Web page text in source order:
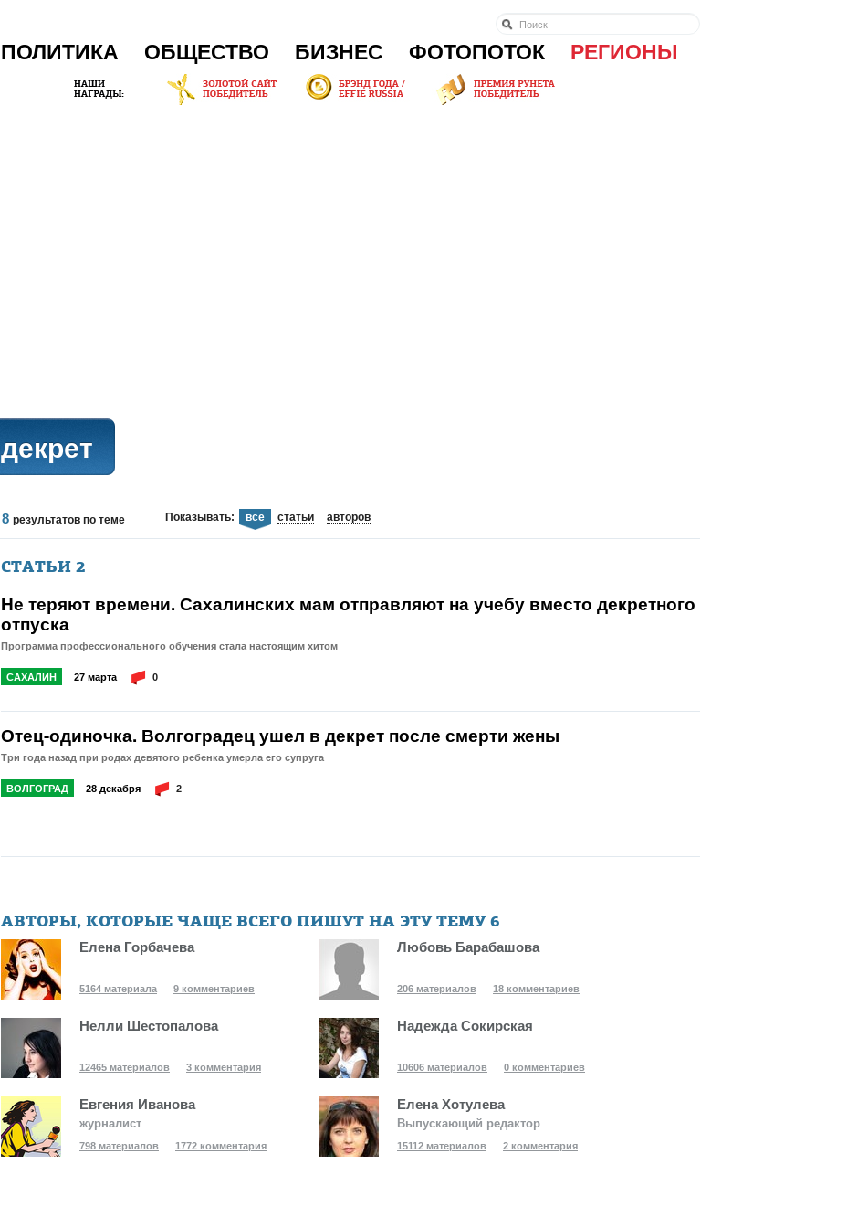
ПОЛИТИКА ОБЩЕСТВО БИЗНЕС ФОТОПОТОК РЕГИОНЫ
декрет
8 результатов по теме Показывать: всё статьи авторов
СТАТЬИ 2
Не теряют времени. Сахалинских мам отправляют на учебу вместо декретного
отпуска
Программа профессионального обучения стала настоящим хитом
САХАЛИН 27 марта 0
Отец-одиночка. Волгоградец ушел в декрет после смерти жены
Три года назад при родах девятого ребенка умерла его супруга
ВОЛГОГРАД 28 декабря 2
АВТОРЫ, КОТОРЫЕ ЧАЩЕ ВСЕГО ПИШУТ НА ЭТУ ТЕМУ6
Елена Горбачева
5164 материала 9 комментариев
Нелли Шестопалова
12465 материалов 3 комментария
Евгения Иванова
журналист
798 материалов 1772 комментария
Любовь Барабашова
206 материалов 18 комментариев
Надежда Сокирская
10606 материалов 0 комментариев
Елена Хотулева
Выпускающий редактор
15112 материалов 2 комментария